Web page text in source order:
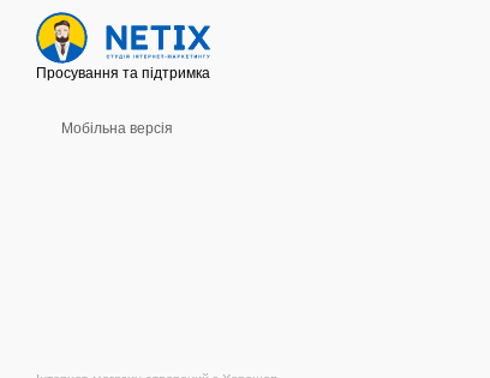
Просування та підтримка
Мобільна версія